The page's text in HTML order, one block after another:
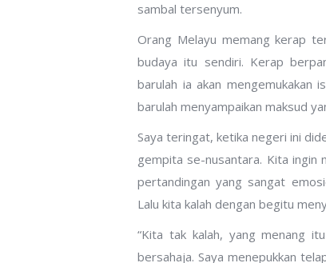
sambal tersenyum.
Orang Melayu memang kerap
budaya itu sendiri. Kerap
barulah ia akan mengemukakan
barulah menyampaikan maksud
Saya teringat, ketika negeri ini
gempita se-nusantara. Kita ingin
pertandingan yang sangat
Lalu kita kalah dengan begitu
“Kita tak kalah, yang menang
bersahaja. Saya menepukkan